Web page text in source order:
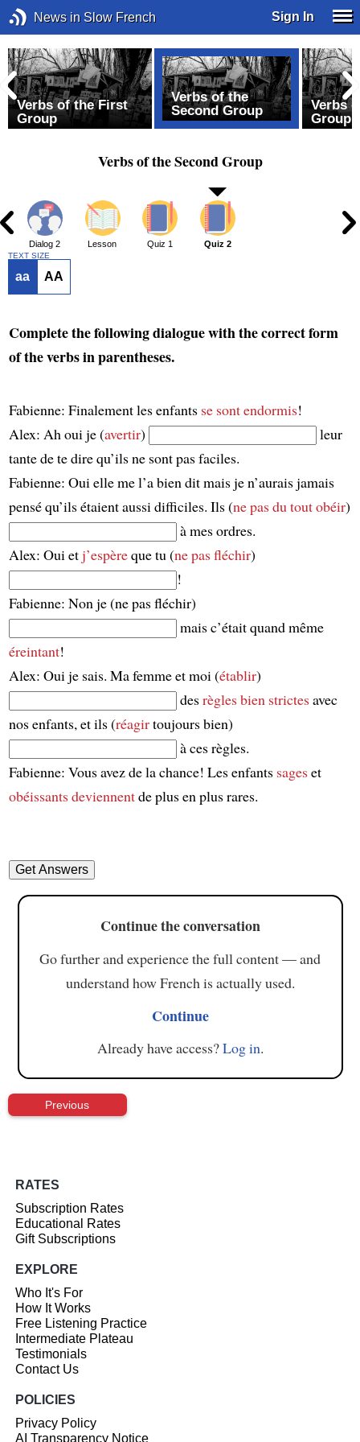
News in Slow French Sign In
Verbs of the First
Group
Verbs of the
Second Group
Verbs
Group
Verbs of the Second Group
Dialog 2 Lesson Quiz 1 Quiz 2
TEXT SIZE
aa AA
Complete the following dialogue with the correct form
of the verbs in parentheses.
Fabienne: Finalement les enfants se sont endormis!
Alex: Ah oui je (avertir)
leur
tante de te dire qu’ils ne sont pas faciles.
Fabienne: Oui elle me l’a bien dit mais je n’aurais jamais
pensé qu’ils étaient aussi difficiles. Ils (ne pas du tout obéir)
à mes ordres.
Alex: Oui etj’espèreque tu (ne pas fléchir)
!
Fabienne: Non je (ne pas fléchir)
mais c’était quand même
éreintant!
Alex: Oui je sais. Ma femme et moi (établir)
desrègles bien strictesavec
nos enfants, et ils (réagirtoujours bien)
à ces règles.
Fabienne: Vous avez de la chance! Les enfants sageset
obéissantsdeviennentde plus en plus rares.
Continue the conversation
Go further and experience the full content — and
understand how French is actually used.
Continue
Already have access?Log in.
Previous
RATES
Subscription Rates
Educational Rates
Gift Subscriptions
EXPLORE
Who It's For
How It Works
Free Listening Practice
Intermediate Plateau
Testimonials
Contact Us
POLICIES
Privacy Policy
AI Transparency Notice